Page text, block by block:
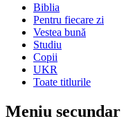
Biblia
Pentru fiecare zi
Vestea bună
Studiu
Copii
UKR
Toate titlurile
Meniu secundar